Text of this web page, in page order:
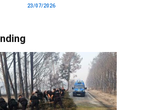
23/07/2026